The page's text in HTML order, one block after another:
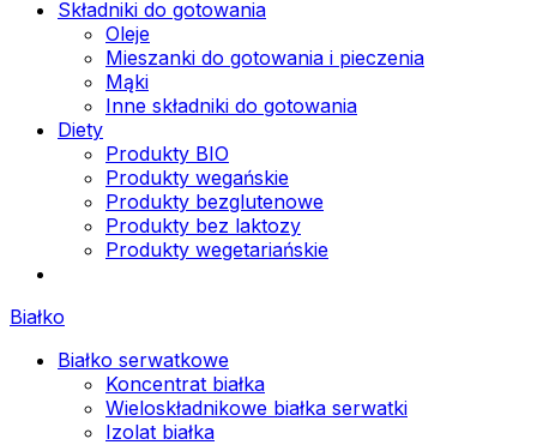
Składniki do gotowania
Oleje
Mieszanki do gotowania i pieczenia
Mąki
Inne składniki do gotowania
Diety
Produkty BIO
Produkty wegańskie
Produkty bezglutenowe
Produkty bez laktozy
Produkty wegetariańskie
Białko
Białko serwatkowe
Koncentrat białka
Wieloskładnikowe białka serwatki
Izolat białka